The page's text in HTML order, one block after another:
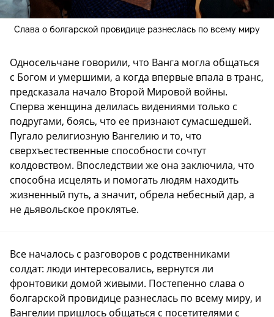
Слава о болгарской провидице разнеслась по всему миру
Односельчане говорили, что Ванга могла общаться
с Богом и умершими, а когда впервые впала в транс,
предсказала начало Второй Мировой войны.
Сперва женщина делилась видениями только с
подругами, боясь, что ее признают сумасшедшей.
Пугало религиозную Вангелию и то, что
сверхъестественные способности сочтут
колдовством. Впоследствии же она заключила, что
способна исцелять и помогать людям находить
жизненный путь, а значит, обрела небесный дар, а
не дьявольское проклятье.
Все началось с разговоров с родственниками
солдат: люди интересовались, вернутся ли
фронтовики домой живыми. Постепенно слава о
болгарской провидице разнеслась по всему миру, и
Вангелии пришлось общаться с посетителями с